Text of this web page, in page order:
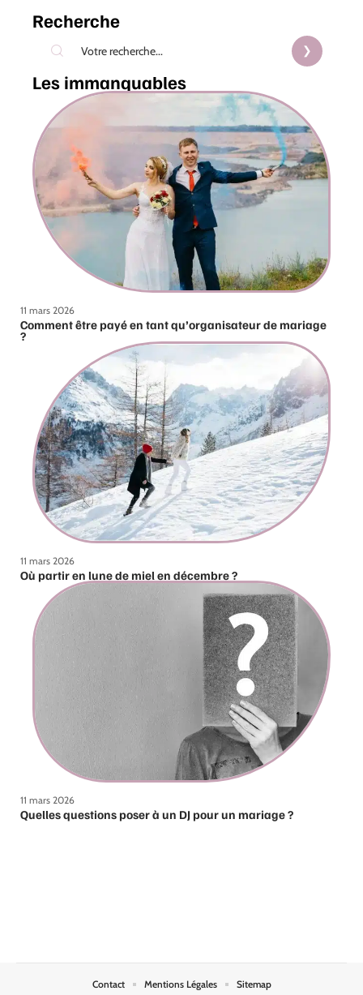
Recherche
Les immanquables
11 mars 2026
Comment être payé en tant qu’organisateur de mariage
?
11 mars 2026
Où partir en lune de miel en décembre ?
11 mars 2026
Quelles questions poser à un DJ pour un mariage ?
Contact Mentions Légales Sitemap